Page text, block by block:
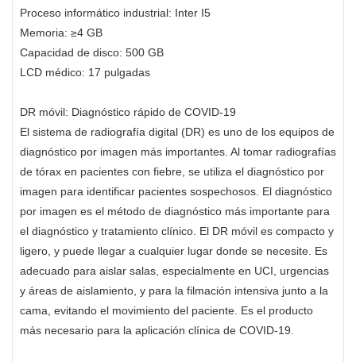
Proceso informático industrial: Inter I5
Memoria: ≥4 GB
Capacidad de disco: 500 GB
LCD médico: 17 pulgadas
DR móvil: Diagnóstico rápido de COVID-19
El sistema de radiografía digital (DR) es uno de los equipos de
diagnóstico por imagen más importantes. Al tomar radiografías
de tórax en pacientes con fiebre, se utiliza el diagnóstico por
imagen para identificar pacientes sospechosos. El diagnóstico
por imagen es el método de diagnóstico más importante para
el diagnóstico y tratamiento clínico. El DR móvil es compacto y
ligero, y puede llegar a cualquier lugar donde se necesite. Es
adecuado para aislar salas, especialmente en UCI, urgencias
y áreas de aislamiento, y para la filmación intensiva junto a la
cama, evitando el movimiento del paciente. Es el producto
más necesario para la aplicación clínica de COVID-19.